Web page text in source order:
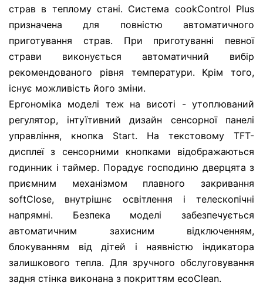
страв в теплому стані. Система cookControl Plus
призначена для повністю автоматичного
приготування страв. При приготуванні певної
страви виконується автоматичний вибір
рекомендованого рівня температури. Крім того,
існує можливість його зміни.
Ергономіка моделі теж на висоті - утоплюваний
регулятор, інтуїтивний дизайн сенсорної панелі
управління, кнопка Start. На текстовому TFT-
дисплеї з сенсорними кнопками відображаються
годинник і таймер. Порадує господиню дверцята з
приємним механізмом плавного закривання
softClose, внутрішнє освітлення і телескопічні
напрямні. Безпека моделі забезпечується
автоматичним захисним відключенням,
блокуванням від дітей і наявністю індикатора
залишкового тепла. Для зручного обслуговування
задня стінка виконана з покриттям ecoClean.